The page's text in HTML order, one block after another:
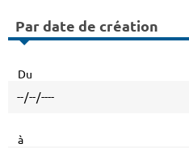
Par date de création
Du
à